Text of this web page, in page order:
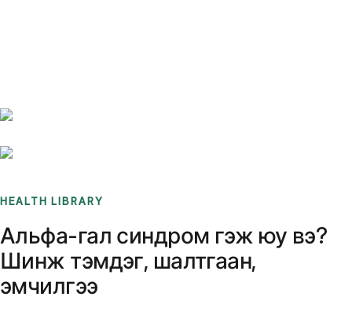
HEALTH LIBRARY
Альфа-гал синдром гэж юу вэ?
Шинж тэмдэг, шалтгаан,
эмчилгээ